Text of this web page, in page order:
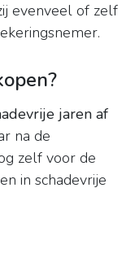
evenveel of zelf
jaren af
na de
zelf voor de
in schadevrije